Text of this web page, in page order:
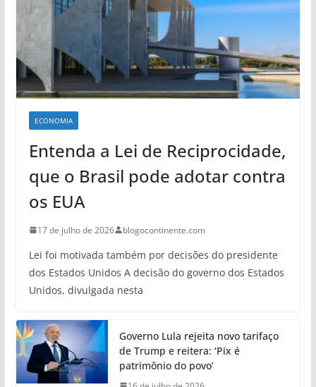
ECONOMIA
Entenda a Lei de Reciprocidade,
que o Brasil pode adotar contra
os EUA
17 de julho de 2026 blogocontinente.com
Lei foi motivada também por decisões do presidente
dos Estados Unidos A decisão do governo dos Estados
Unidos, divulgada nesta
Governo Lula rejeita novo tarifaço
de Trump e reitera: ‘Pix é
patrimônio do povo’